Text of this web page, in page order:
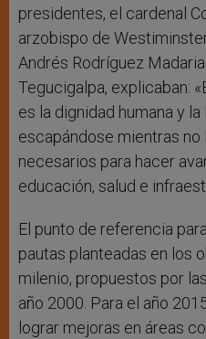
presidentes, el cardenal
arzobispo de
Andrés Rodríguez
Tegucigalpa, explicaban:
es la dignidad humana y
escapándose mientras
necesarios para hacer
educación, salud e
El punto de referencia
pautas planteadas en los
milenio, propuestos por
año 2000. Para el año
lograr mejoras en áreas